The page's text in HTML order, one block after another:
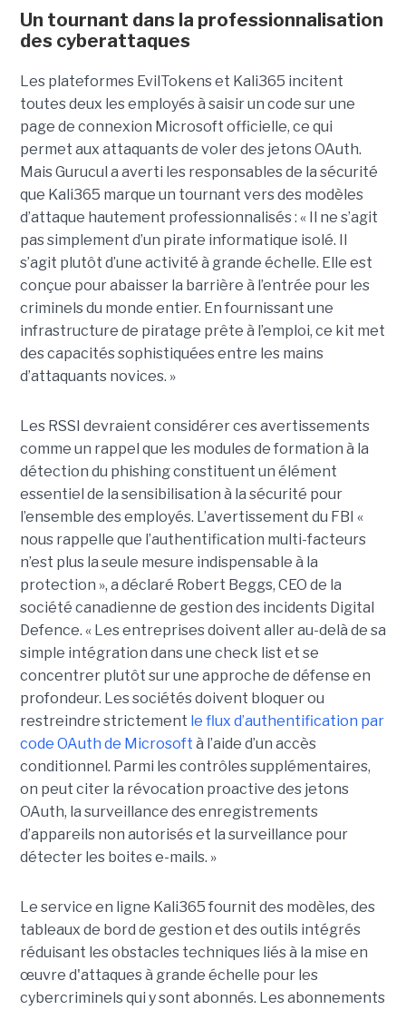
Un tournant dans la professionnalisation
des cyberattaques
Les plateformes EvilTokens et Kali365 incitent
toutes deux les employés à saisir un code sur une
page de connexion Microsoft officielle, ce qui
permet aux attaquants de voler des jetons OAuth.
Mais Gurucul a averti les responsables de la sécurité
que Kali365 marque un tournant vers des modèles
d’attaque hautement professionnalisés : « Il ne s’agit
pas simplement d’un pirate informatique isolé. Il
s’agit plutôt d’une activité à grande échelle. Elle est
conçue pour abaisser la barrière à l’entrée pour les
criminels du monde entier. En fournissant une
infrastructure de piratage prête à l’emploi, ce kit met
des capacités sophistiquées entre les mains
d’attaquants novices. »
Les RSSI devraient considérer ces avertissements
comme un rappel que les modules de formation à la
détection du phishing constituent un élément
essentiel de la sensibilisation à la sécurité pour
l’ensemble des employés. L’avertissement du FBI «
nous rappelle que l’authentification multi-facteurs
n’est plus la seule mesure indispensable à la
protection », a déclaré Robert Beggs, CEO de la
société canadienne de gestion des incidents Digital
Defence. « Les entreprises doivent aller au-delà de sa
simple intégration dans une check list et se
concentrer plutôt sur une approche de défense en
profondeur. Les sociétés doivent bloquer ou
restreindre strictement le flux d’authentification par
code OAuth de Microsoft à l’aide d’un accès
conditionnel. Parmi les contrôles supplémentaires,
on peut citer la révocation proactive des jetons
OAuth, la surveillance des enregistrements
d’appareils non autorisés et la surveillance pour
détecter les boites e-mails. »
Le service en ligne Kali365 fournit des modèles, des
tableaux de bord de gestion et des outils intégrés
réduisant les obstacles techniques liés à la mise en
œuvre d'attaques à grande échelle pour les
cybercriminels qui y sont abonnés. Les abonnements